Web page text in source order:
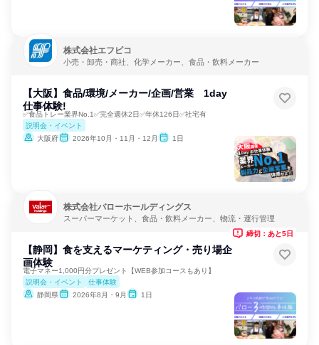
株式会社エフピコ
小売・卸売・商社、化学メーカー、食品・飲料メーカー
【大阪】食品/環境/メーカー/企画/営業 1day
仕事体験!
✅食品トレー業界No.1✅完全週休2日✅年休126日✅社宅有
説明会・イベント
大阪府
2026年10月・11月・12月 1日
株式会社バローホールディングス
スーパーマーケット、食品・飲料メーカー、物流・運行管理
【静岡】食を支えるマーケティング・売り場企
画体験
電子マネー1,000円分プレゼント【WEB参加コースもあり】
説明会・イベント
仕事体験
静岡県
2026年8月・9月 1日
締切：あと5日